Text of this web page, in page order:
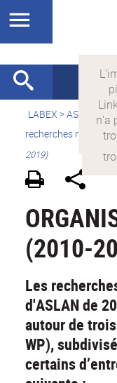
LABEX >ASLAN >
recherches menées
2019)
(2010-
Les
d'ASLAN de
autour de
WP),
certains